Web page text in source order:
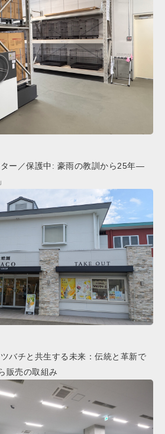
ー／保護中: 豪雨の教訓から25年―
バチと共生する未来：伝統と革新で
販売の取組み